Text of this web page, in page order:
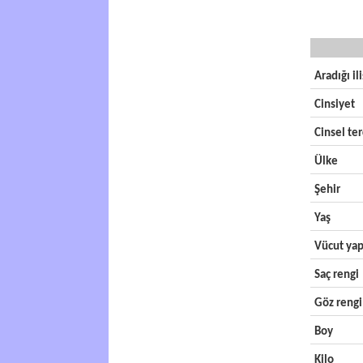
Aradığı
Cinsiyet
Cinsel
Ülke
Şehir
Yaş
Vücut
Saç rengi
Göz rengi
Boy
Kilo